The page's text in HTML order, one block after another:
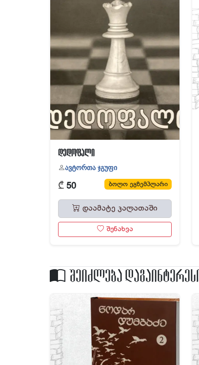
დედოფალი
ავტორთა ჯგუფი
₾ 50 ბოლო ეგზემპლარი
დაამატე კალათაში
შენახვა
შეიძლება